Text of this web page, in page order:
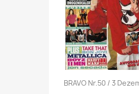
Vorschau
BRAVO Nr.50 / 3